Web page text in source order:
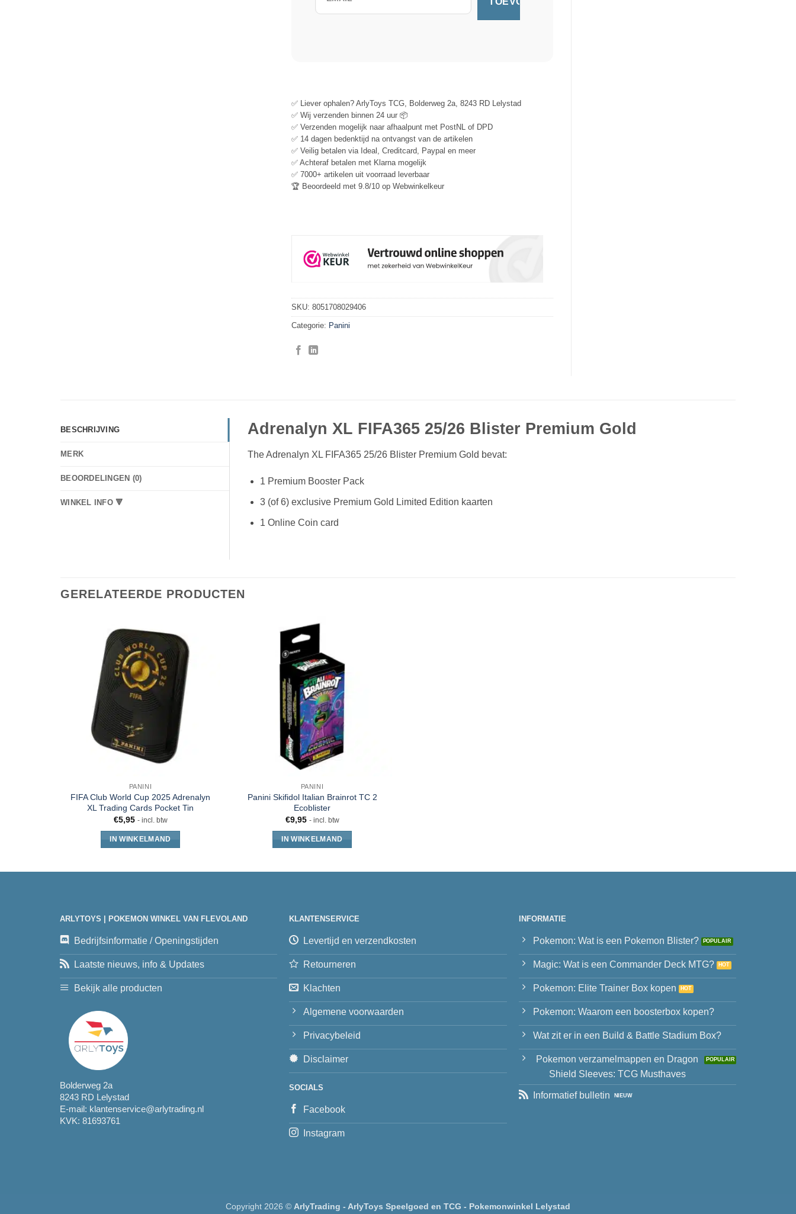
✅ Liever ophalen? ArlyToys TCG, Bolderweg 2a, 8243 RD Lelystad
✅ Wij verzenden binnen 24 uur 📦
✅ Verzenden mogelijk naar afhaalpunt met PostNL of DPD
✅ 14 dagen bedenktijd na ontvangst van de artikelen
✅ Veilig betalen via Ideal, Creditcard, Paypal en meer
✅ Achteraf betalen met Klarna mogelijk
✅ 7000+ artikelen uit voorraad leverbaar
🏆 Beoordeeld met 9.8/10 op Webwinkelkeur
SKU: 8051708029406
Categorie: Panini
BESCHRIJVING
MERK
BEOORDELINGEN (0)
WINKEL INFO 🔻
Adrenalyn XL FIFA365 25/26 Blister Premium Gold
The Adrenalyn XL FIFA365 25/26 Blister Premium Gold bevat:
1 Premium Booster Pack
3 (of 6) exclusive Premium Gold Limited Edition kaarten
1 Online Coin card
GERELATEERDE PRODUCTEN
PANINI
FIFA Club World Cup 2025 Adrenalyn
XL Trading Cards Pocket Tin
€5,95 - incl. btw
IN WINKELMAND
PANINI
Panini Skifidol Italian Brainrot TC 2
Ecoblister
€9,95 - incl. btw
IN WINKELMAND
ARLYTOYS | POKEMON WINKEL VAN FLEVOLAND
Bedrijfsinformatie / Openingstijden
Laatste nieuws, info & Updates
Bekijk alle producten
Bolderweg 2a
8243 RD Lelystad
E-mail: klantenservice@arlytrading.nl
KVK: 81693761
KLANTENSERVICE
Levertijd en verzendkosten
Retourneren
Klachten
Algemene voorwaarden
Privacybeleid
Disclaimer
SOCIALS
Facebook
Instagram
INFORMATIE
Pokemon: Wat is een Pokemon Blister?
Magic: Wat is een Commander Deck MTG?
Pokemon: Elite Trainer Box kopen
Pokemon: Waarom een boosterbox kopen?
Wat zit er in een Build & Battle Stadium Box?
Pokemon verzamelmappen en Dragon
Shield Sleeves: TCG Musthaves
Informatief bulletin
Copyright 2026 © ArlyTrading - ArlyToys Speelgoed en TCG - Pokemonwinkel Lelystad